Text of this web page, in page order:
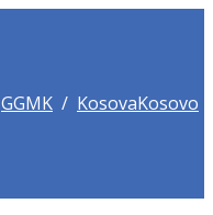
GGMK / KosovaKosovo